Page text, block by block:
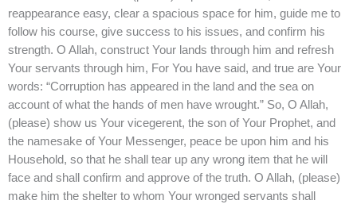
reappearance easy, clear a spacious space for him, guide me to
follow his course, give success to his issues, and confirm his
strength. O Allah, construct Your lands through him and refresh
Your servants through him, For You have said, and true are Your
words: “Corruption has appeared in the land and the sea on
account of what the hands of men have wrought.” So, O Allah,
(please) show us Your vicegerent, the son of Your Prophet, and
the namesake of Your Messenger, peace be upon him and his
Household, so that he shall tear up any wrong item that he will
face and shall confirm and approve of the truth. O Allah, (please)
make him the shelter to whom Your wronged servants shall